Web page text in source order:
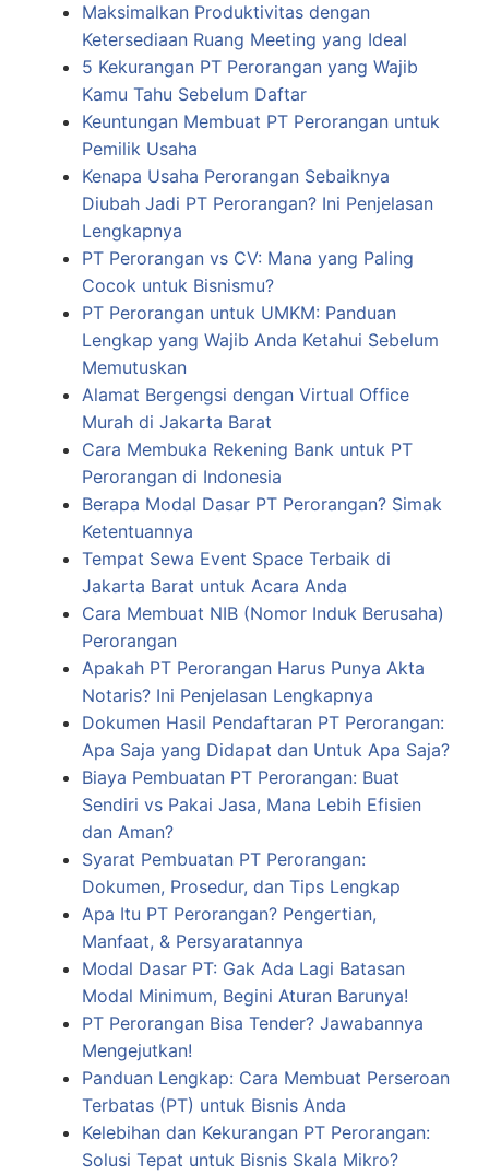
Maksimalkan Produktivitas dengan
Ketersediaan Ruang Meeting yang Ideal
5 Kekurangan PT Perorangan yang Wajib
Kamu Tahu Sebelum Daftar
Keuntungan Membuat PT Perorangan untuk
Pemilik Usaha
Kenapa Usaha Perorangan Sebaiknya
Diubah Jadi PT Perorangan? Ini Penjelasan
Lengkapnya
PT Perorangan vs CV: Mana yang Paling
Cocok untuk Bisnismu?
PT Perorangan untuk UMKM: Panduan
Lengkap yang Wajib Anda Ketahui Sebelum
Memutuskan
Alamat Bergengsi dengan Virtual Office
Murah di Jakarta Barat
Cara Membuka Rekening Bank untuk PT
Perorangan di Indonesia
Berapa Modal Dasar PT Perorangan? Simak
Ketentuannya
Tempat Sewa Event Space Terbaik di
Jakarta Barat untuk Acara Anda
Cara Membuat NIB (Nomor Induk Berusaha)
Perorangan
Apakah PT Perorangan Harus Punya Akta
Notaris? Ini Penjelasan Lengkapnya
Dokumen Hasil Pendaftaran PT Perorangan:
Apa Saja yang Didapat dan Untuk Apa Saja?
Biaya Pembuatan PT Perorangan: Buat
Sendiri vs Pakai Jasa, Mana Lebih Efisien
dan Aman?
Syarat Pembuatan PT Perorangan:
Dokumen, Prosedur, dan Tips Lengkap
Apa Itu PT Perorangan? Pengertian,
Manfaat, & Persyaratannya
Modal Dasar PT: Gak Ada Lagi Batasan
Modal Minimum, Begini Aturan Barunya!
PT Perorangan Bisa Tender? Jawabannya
Mengejutkan!
Panduan Lengkap: Cara Membuat Perseroan
Terbatas (PT) untuk Bisnis Anda
Kelebihan dan Kekurangan PT Perorangan:
Solusi Tepat untuk Bisnis Skala Mikro?